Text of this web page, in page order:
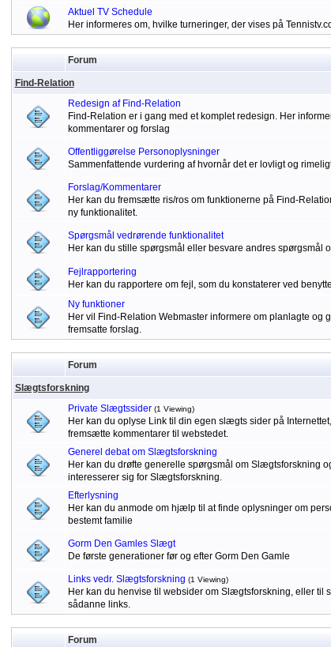
Aktuel TV Schedule
Her informeres om, hvilke turneringer, der vises på
Forum
Find-Relation
Redesign af Find-Relation
Find-Relation er i gang med et komplet redesign. Her
kommentarer og forslag
Offentliggørelse Personoplysninger
Sammenfattende vurdering af hvornår det er lovligt og
Forslag/Kommentarer
Her kan du fremsætte ris/ros om funktionerne på Find-
ny funktionalitet.
Spørgsmål vedrørende funktionalitet
Her kan du stille spørgsmål eller besvare andres spørgsmål
Fejlrapportering
Her kan du rapportere om fejl, som du konstaterer ved
Ny funktioner
Her vil Find-Relation Webmaster informere om planlagte
fremsatte forslag.
Forum
Slægtsforskning
Private Slægtssider (1 Viewing)
Her kan du oplyse Link til din egen slægts sider på
fremsætte kommentarer til webstedet.
Generel debat om Slægtsforskning
Her kan du drøfte generelle spørgsmål om Slægtsforskning
interesserer sig for Slægtsforskning.
Efterlysning
Her kan du anmode om hjælp til at finde oplysninger om
bestemt familie
Gorm Den Gamles Slægt
De første generationer før og efter Gorm Den Gamle
Links vedr. Slægtsforskning (1 Viewing)
Her kan du henvise til websider om Slægtsforskning, eller til
sådanne links.
Forum